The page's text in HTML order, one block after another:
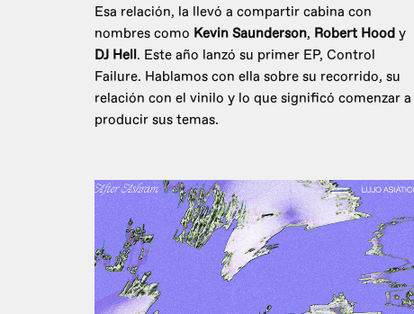
Esa relación, la llevó a compartir cabina con
nombres como Kevin Saunderson, Robert Hood y
DJ Hell. Este año lanzó su primer EP, Control
Failure. Hablamos con ella sobre su recorrido, su
relación con el vinilo y lo que significó comenzar a
producir sus temas.